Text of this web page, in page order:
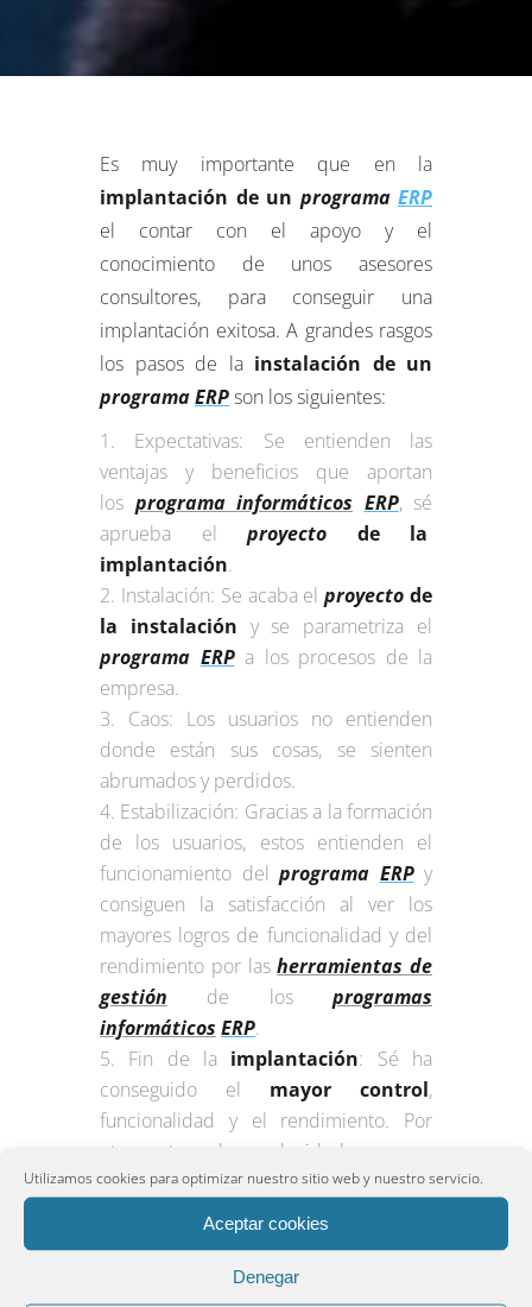
Utilizamos cookies para optimizar nuestro sitio web y nuestro servicio.
Aceptar cookies
Denegar
Es muy importante que en la
implantación de un programa ERP
el contar con el apoyo y el
conocimiento de unos asesores
consultores, para conseguir una
implantación exitosa. A grandes rasgos
los pasos de la instalación de un
programaERPson los siguientes:
Expectativas: Se entienden las
ventajas y beneficios que aportan
los programa informáticos ERP, sé
aprueba el proyecto de la
implantación.
Instalación: Se acaba elproyecto de
la instalación y se parametriza el
programa ERPa los procesos de la
empresa.
Caos: Los usuarios no entienden
donde están sus cosas, se sienten
abrumados y perdidos.
Estabilización: Gracias a la formación
de los usuarios, estos entienden el
funcionamiento del programa ERPy
consiguen la satisfacción al ver los
mayores logros de funcionalidad y del
rendimiento por lasherramientas de
gestión de los programas
informáticos ERP.
Fin de la implantación: Sé ha
conseguido el mayor control,
funcionalidad y el rendimiento. Por
otra parte se han reducido los errores
del funcionamiento, los gastos, y los